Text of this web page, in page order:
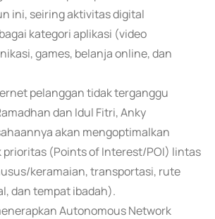
ini, seiring aktivitas digital
kategori aplikasi (video
games, belanja online, dan
pelanggan tidak terganggu
dan Idul Fitri, Anky
akan mengoptimalkan
prioritas (Points of Interest/POI) lintas
keramaian, transportasi, rute
dan tempat ibadah).
Autonomous Network